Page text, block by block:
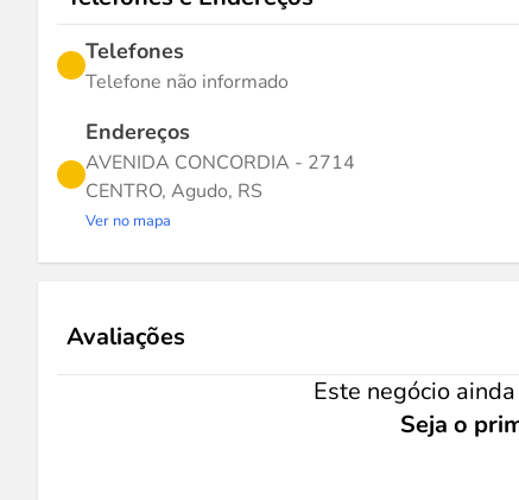
Telefones
Telefone não informado
Endereços
AVENIDA CONCORDIA - 2714
CENTRO, Agudo, RS
Ver no mapa
Avaliações
Este negócio
Seja o